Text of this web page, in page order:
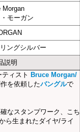
Morgan
モーガン
ングシルバー
説明
ィスト Bruce Morgan/
を依頼したバングルで
なスタンプワーク、こち
ら生まれたダイヤ/ライ